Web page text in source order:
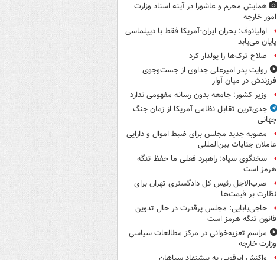
همایش محرم و عاشورا در آینه اسناد وزارت
امور خارجه
اولیانوف: بحران ایران-آمریکا فقط با دیپلماسی
پایان می‌یابد
صلاح ترک‌ها را پولدار کرد
روایت پدر امیرعلی جداوی از جست‌وجوی
فرزندش در میان آوار
وزیر کشور: جامعه بدون رسانه مفهومی ندارد
جدی‌ترین تقابل نظامی آمریکا از زمان جنگ
جهانی
مصوبه جدید مجلس برای ضبط اموال و دارایی
عاملان جنایات بین‌المللی
سخنگوی سپاه: راهبرد فعلی ما حفظ تنگه
هرمز است
ضرب‌الاجل رئیس کل دادگستری تهران برای
نظارت بر قیمت‌ها
حاجی‌بابایی: مجلس پرقدرت در حال تدوین
قانون تنگه هرمز است
مراسم تعزیه‌خوانی در مرکز مطالعات سیاسی
وزارت خارجه